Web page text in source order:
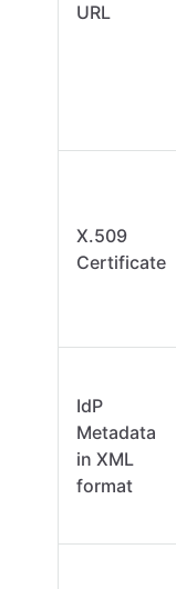
URL
X.509
Certificate
IdP
Metadata
in XML
format